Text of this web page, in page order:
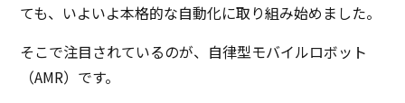
ても、いよいよ本格的な自動化に取り組み始めました。
そこで注目されているのが、自律型モバイルロボット
（AMR）です。